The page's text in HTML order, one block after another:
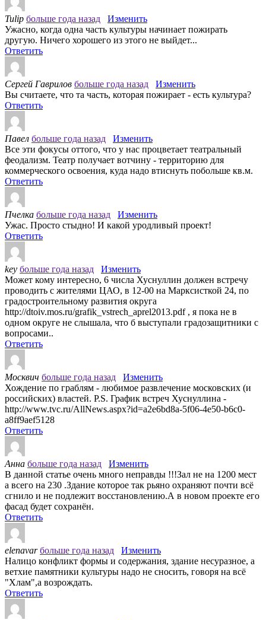
Tulip больше года назад
Изменить
Ужасно, когда одна часть культуры начинает пожирать
другую. Ничего хорошего из этого не выйдет...
Ответить
Сергей Гаврилов больше года назад
Изменить
Вы считаете, что та часть, которая пожирает - есть культура?
Ответить
Павел больше года назад
Изменить
Все эти фокусы оттого, что у нас процветает театральный
феодализм. Театр получает вотчину - территорию для
коммерческого освоения, куда надо втиснуть побольше кв.м.
Ответить
Пчелка больше года назад
Изменить
Ужас. Просто стыдно! И какой уродливый проект!
Ответить
key больше года назад
Изменить
Может кому интересно, 6 числа Хуснуллин должен встречу
проводить с жителями ЦАО, в 12-00 на Марксисткой 24, по
градостроительному развития округа
http://dtoiv.mos.ru/grafik_vstrech_aprel2013.pdf , я пока не в
одном округе не слышала, что б выступали градозащитники с
вопросами..
Ответить
Москвич больше года назад
Изменить
Хождение по граблям - любимое развлечение московских (и
российских) властей. P.S. График встреч Хуснуллина -
http://www.tvc.ru/AllNews.aspx?id=a2e6bd8a-5f06-4e50-b6c0-
a8ff9aef5128
Ответить
Анна больше года назад
Изменить
В данной статье очень много неправды !!!Зал не на 1200 мест
а всего на 230 .Здание которое так рьяно охраняют почти всё
сгнило и не подлежит восстановлению.А в новом проекте его
фасад будет сохранён.
Ответить
elenavar больше года назад
Изменить
Налицо конфликт формы и содержания, здание несуразное, а
ветхие памятники культуры надо не сносить, говоря на всё
"Хлам",а возрождать.
Ответить